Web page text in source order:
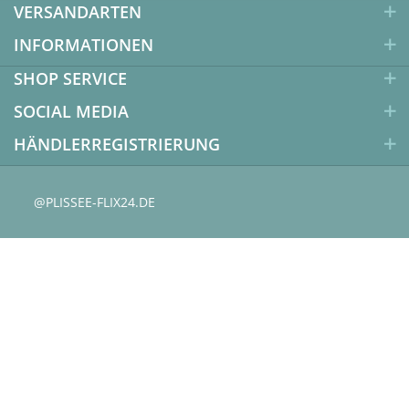
VERSANDARTEN
INFORMATIONEN
SHOP SERVICE
SOCIAL MEDIA
HÄNDLERREGISTRIERUNG
@PLISSEE-FLIX24.DE